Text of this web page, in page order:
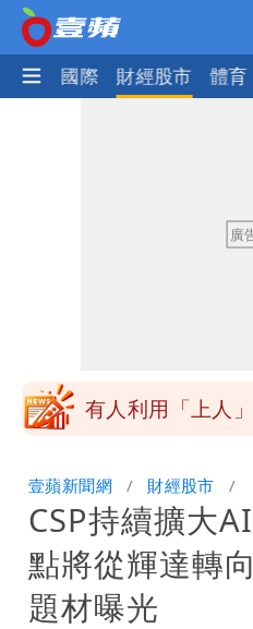
社會 國際 財經股市 體育
痛罵「蔣萬安無
桃園又要大停水
男裁判勒令女選
有人利用「上人
痛罵「蔣萬安無
桃園又要大停水
沒水用
壹蘋新聞網 財經股市
CSP持續擴大
點將從輝達轉
題材曝光